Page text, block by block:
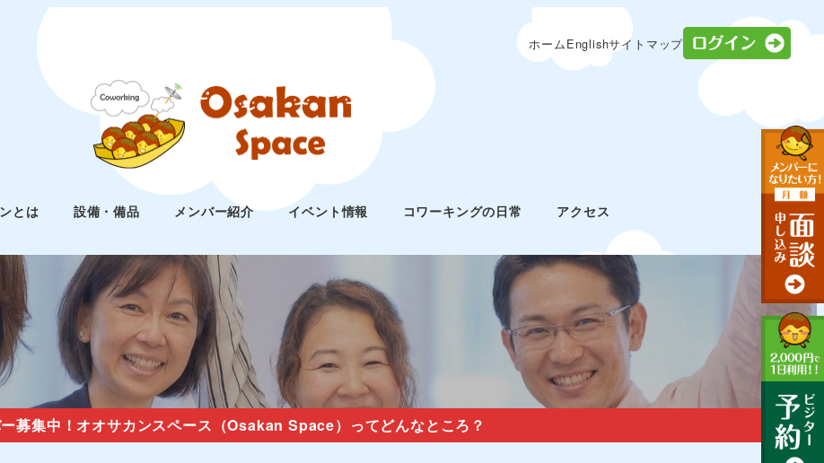
ホームEnglishサイトマップ ログ
とは 設備・備品 メンバー紹介 イベント情報 コワーキングの日常 アクセス
募集中！オオサカンスペース（Osakan Space）ってどんなところ？